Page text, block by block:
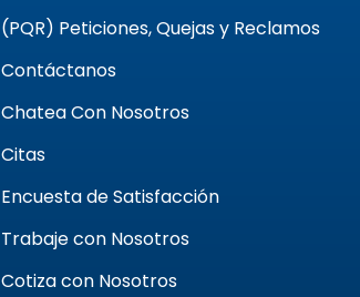
(PQR) Peticiones, Quejas y Reclamos
Contáctanos
Chatea Con Nosotros
Citas
Encuesta de Satisfacción
Trabaje con Nosotros
Cotiza con Nosotros